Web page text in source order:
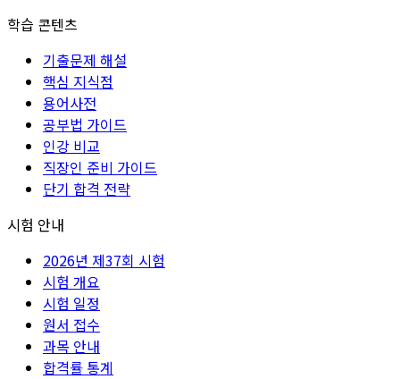
학습 콘텐츠
기출문제 해설
핵심 지식점
용어사전
공부법 가이드
인강 비교
직장인 준비 가이드
단기 합격 전략
시험 안내
2026년 제37회 시험
시험 개요
시험 일정
원서 접수
과목 안내
합격률 통계